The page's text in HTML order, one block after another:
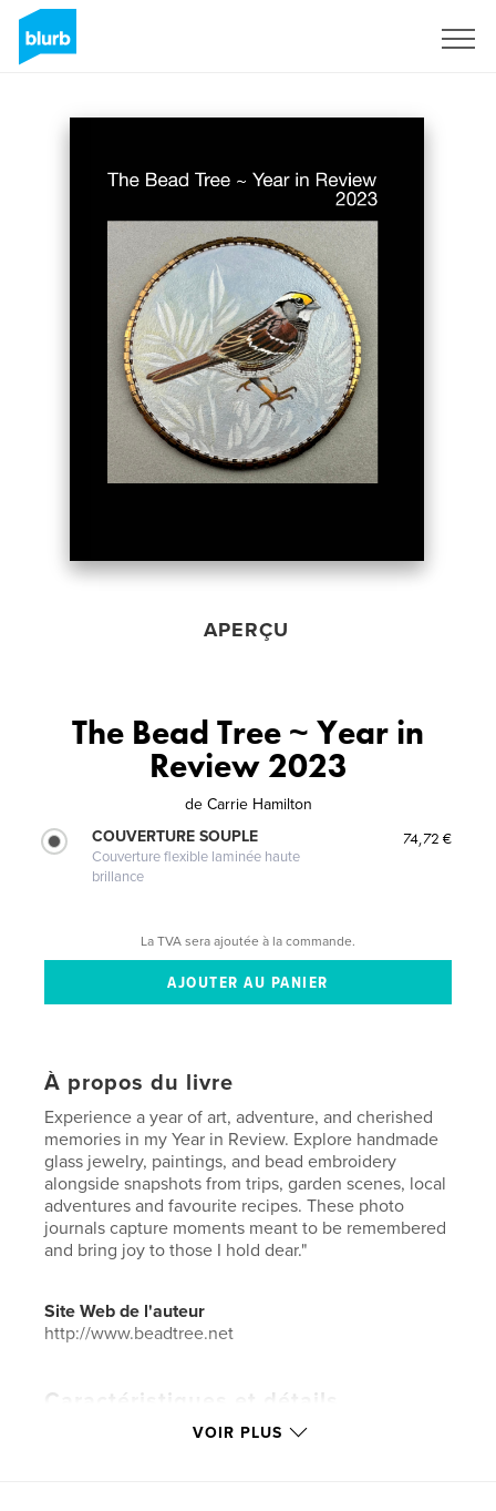
APERÇU
The Bead Tree ~ Year in
Review 2023
de Carrie Hamilton
COUVERTURE SOUPLE
Couverture flexible laminée haute
brillance
74,72 €
La TVA sera ajoutée à la commande.
À propos du livre
Experience a year of art, adventure, and cherished
memories in my Year in Review. Explore handmade
glass jewelry, paintings, and bead embroidery
alongside snapshots from trips, garden scenes, local
adventures and favourite recipes. These photo
journals capture moments meant to be remembered
and bring joy to those I hold dear."
Site Web de l'auteur
http://www.beadtree.net
Caractéristiques et détails
Catégorie principale: Livres d'art et de photographie
VOIR PLUS